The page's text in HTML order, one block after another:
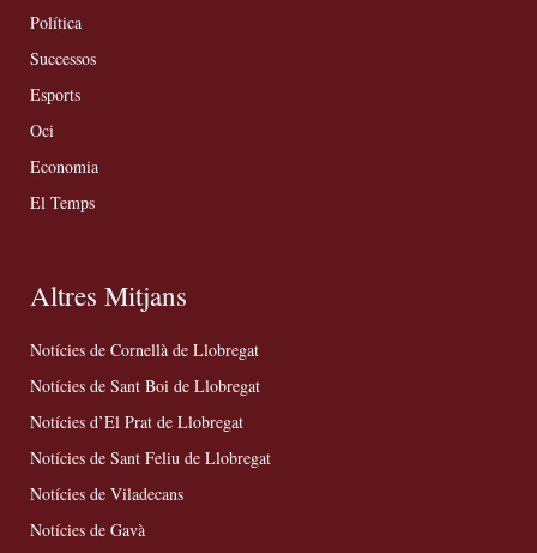
Política
Successos
Esports
Oci
Economia
El Temps
Altres Mitjans
Notícies de Cornellà de Llobregat
Notícies de Sant Boi de Llobregat
Notícies d’El Prat de Llobregat
Notícies de Sant Feliu de Llobregat
Notícies de Viladecans
Notícies de Gavà